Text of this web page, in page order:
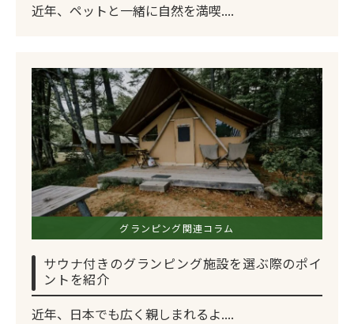
近年、ペットと一緒に自然を満喫....
グランピング関連コラム
サウナ付きのグランピング施設を選ぶ際のポイ
ントを紹介
近年、日本でも広く親しまれるよ....